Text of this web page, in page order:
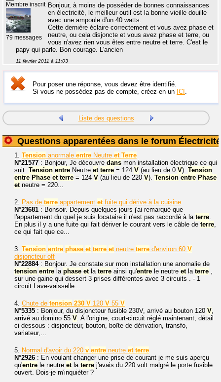
Membre inscrit
79 messages
Bonjour, à moins de posséder de bonnes connaissances
en électricité, le meilleur outil est la bonne vieille douille
avec une ampoule d'un 40 watts.
Cette dernière éclaire correctement et vous avez phase et
neutre, ou cela disjoncte et vous avez phase et terre, ou
vous n'avez rien vous êtes entre neutre et terre. C'est le
papy qui parle. Bon courage. L'ancien
11 février 2011 à 11:03
Pour poser une réponse, vous devez être identifié.
Si vous ne possédez pas de compte, créez-en un ICI .
Liste des questions
Questions apparentées dans le forum Électricité
1. Tension anormale entre Neutre et Terre
N°21577 : Bonjour, Je découvre dans mon installation électrique ce qui
suit. Tension entre Neutre et terre = 124 V (au lieu de 0 V). Tension
entre Phase et terre = 124 V (au lieu de 220 V). Tension entre Phase
etneutre = 220...
2. Pas de terre appartement etfuite qui dérive à la cuisine
N°23681 : Bonsoir. Depuis quelques jours j'ai remarqué que
l'appartement du quel je suis locataire il n'est pas raccordé à la terre.
En plus il y a une fuite qui fait dériver le courant vers le câble de terre,
ce qui fait que ce...
3. Tension entre phase et terre etneutre terre d'environ 60 V
disjoncteur off
N°22884: Bonjour. Je constate sur mon installation une anomalie de
tension entre la phase etla terre ainsi qu'entre le neutre etla terre ,
sur une gaine qui dessert 3 prises différentes avec 3 circuits . - 1
circuit Lave-vaisselle...
4. Chute de tension 230 V 120 V 55 V
N°5335 : Bonjour, du disjoncteur fusible 230V, arrivé au bouton 120 V,
arrivé au domino 55 V. A l'origine, court-circuit réglé maintenant, détail
ci-dessous : disjoncteur, bouton, boîte de dérivation, transfo,
variateur,...
5. Normal d'avoir du 220 v entre neutre et terre
N°2926 : En voulant changer une prise de courant je me suis aperçu
qu'entre le neutre etla terre j'avais du 220 volt malgré le porte fusible
ouvert. Dois-je m'inquiéter ?